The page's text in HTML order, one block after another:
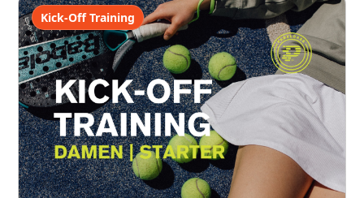
Kick-Off Training